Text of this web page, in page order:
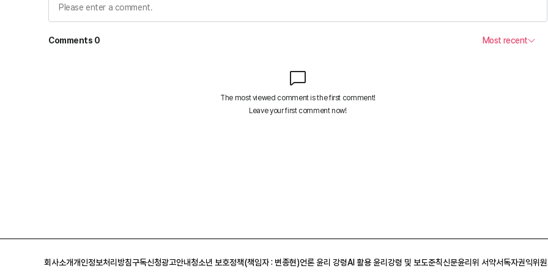
회사소개개인정보처리방침구독신청광고안내청소년 보호정책(책임자 : 변종현)언론 윤리 강령AI 활용 윤리강령 및 보도준칙신문윤리위 서약서독자권익위